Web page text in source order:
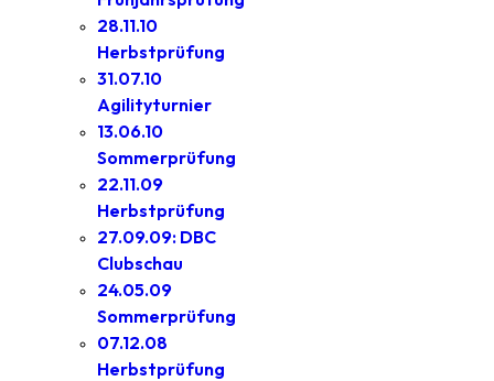
28.11.10
Herbstprüfung
31.07.10
Agilityturnier
13.06.10
Sommerprüfung
22.11.09
Herbstprüfung
27.09.09: DBC
Clubschau
24.05.09
Sommerprüfung
07.12.08
Herbstprüfung